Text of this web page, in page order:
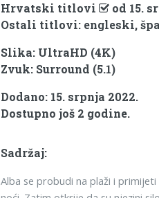
Hrvatski titlovi
od 15.
Ostali titlovi: engleski,
Slika: UltraHD (4K)
Zvuk: Surround (5.1)
Dodano: 15. srpnja 2022.
Dostupno još 2 godine.
Sadržaj:
Alba se probudi na plaži i